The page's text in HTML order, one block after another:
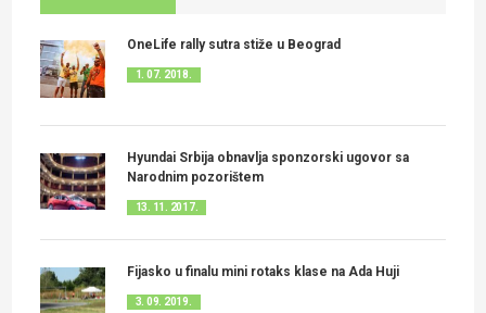
OneLife rally sutra stiže u Beograd
1. 07. 2018.
Hyundai Srbija obnavlja sponzorski ugovor sa
Narodnim pozorištem
13. 11. 2017.
Fijasko u finalu mini rotaks klase na Ada Huji
3. 09. 2019.